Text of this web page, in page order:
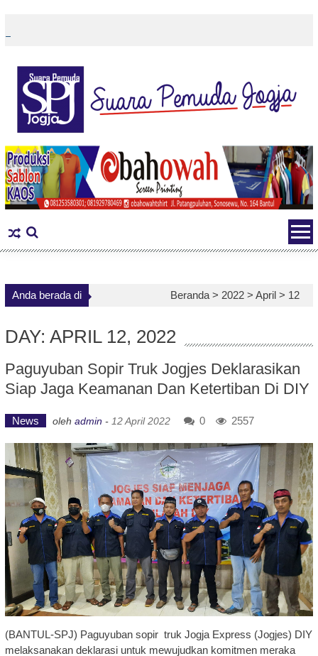
content
Anda berada di Beranda > 2022 >April > 12
DAY: APRIL 12, 2022
Paguyuban Sopir Truk Jogjes Deklarasikan
Siap Jaga Keamanan Dan Ketertiban Di DIY
News oleh admin - 12 April 2022 0 2557
(BANTUL-SPJ) Paguyuban sopir truk Jogja Express (Jogjes) DIY
melaksanakan deklarasi untuk mewujudkan komitmen meraka